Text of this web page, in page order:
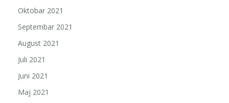
Oktobar 2021
Septembar 2021
August 2021
Juli 2021
Juni 2021
Maj 2021